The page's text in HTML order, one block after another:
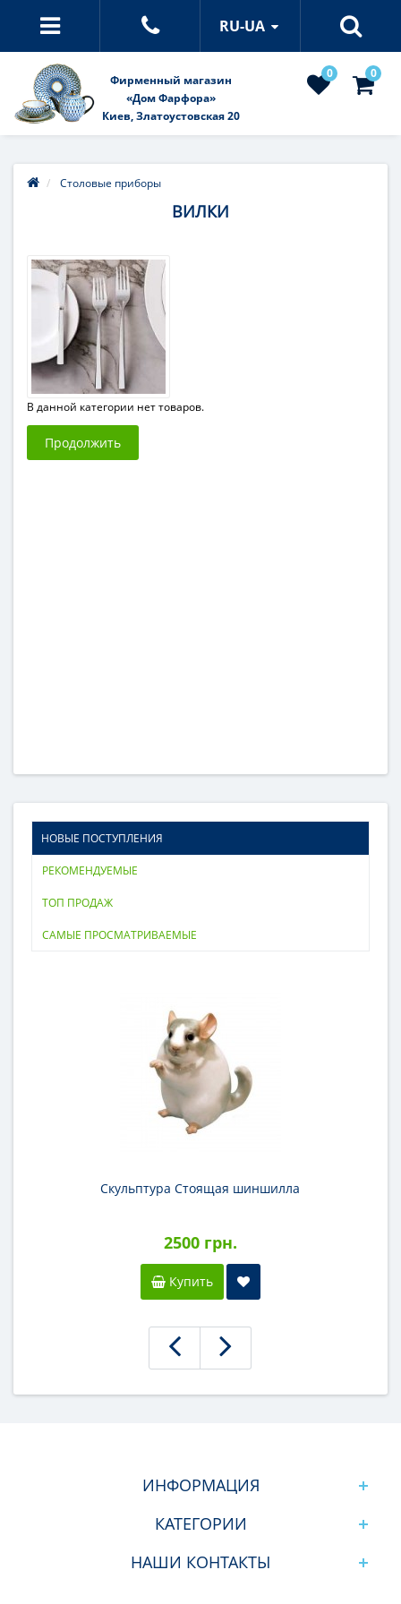
RU-UA
Фирменный магазин
«Дом Фарфора»
Киев, Златоустовская 20
0 0
Столовые приборы
ВИЛКИ
В данной категории нет товаров.
Продолжить
НОВЫЕ ПОСТУПЛЕНИЯ
РЕКОМЕНДУЕМЫЕ
ТОП ПРОДАЖ
САМЫЕ ПРОСМАТРИВАЕМЫЕ
Скульптура Стоящая шиншилла
2500 грн.
Купить
ИНФОРМАЦИЯ
КАТЕГОРИИ
НАШИ КОНТАКТЫ